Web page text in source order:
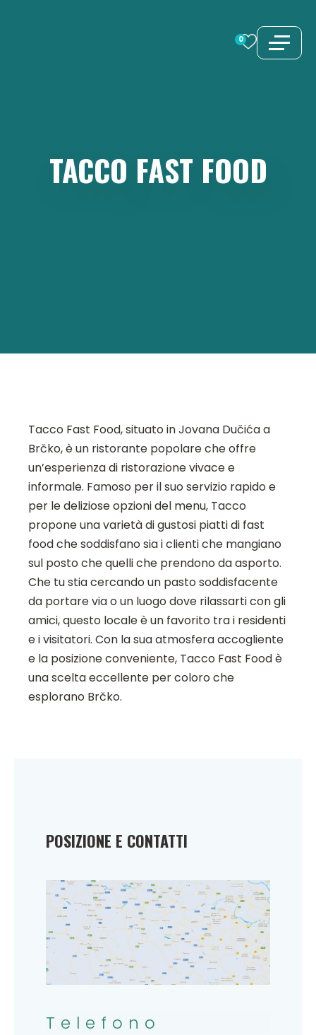
0
TACCO FAST FOOD
Tacco Fast Food, situato in Jovana Dučića a
Brčko, è un ristorante popolare che offre
un’esperienza di ristorazione vivace e
informale. Famoso per il suo servizio rapido e
per le deliziose opzioni del menu, Tacco
propone una varietà di gustosi piatti di fast
food che soddisfano sia i clienti che mangiano
sul posto che quelli che prendono da asporto.
Che tu stia cercando un pasto soddisfacente
da portare via o un luogo dove rilassarti con gli
amici, questo locale è un favorito tra i residenti
e i visitatori. Con la sua atmosfera accogliente
e la posizione conveniente, Tacco Fast Food è
una scelta eccellente per coloro che
esplorano Brčko.
POSIZIONE E CONTATTI
Telefono